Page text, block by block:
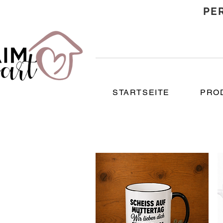
STARTSEITE